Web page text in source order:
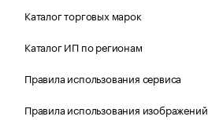
Каталог торговых марок
Каталог ИП по регионам
Правила использования сервиса
Правила использования изображений